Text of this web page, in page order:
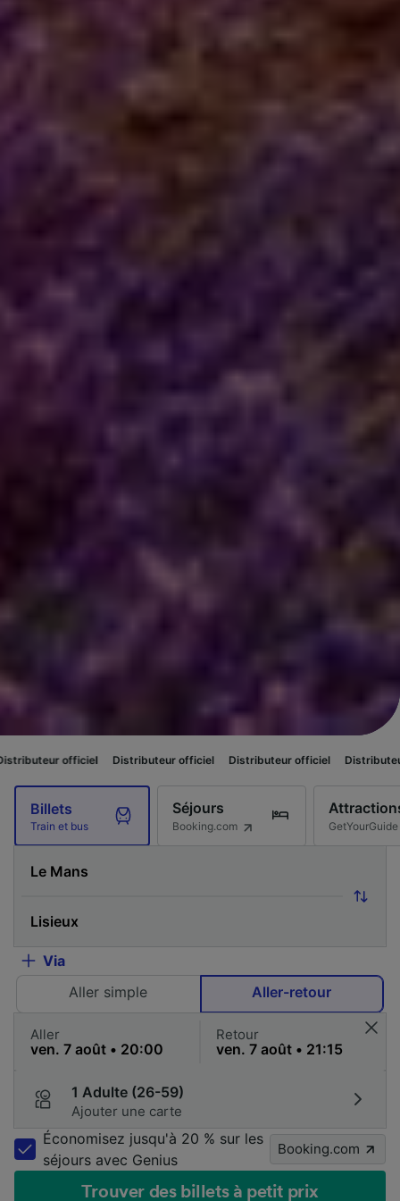
Distributeur officiel Distributeur officiel Distributeur officiel
Billets
Train et bus
Séjours
Booking.com GetYourGuide
Via
Aller simple
Aller-retour
Aller Retour
1 Adulte (26-59)
Ajouter une carte
Économisez jusqu'à 20 % sur les
séjours avec Genius
Booking.com
Trouver des billets à petit prix